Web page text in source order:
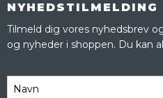
NYHEDSTILMELDING
Tilmeld dig vores nyhedsbrev
og nyheder i shoppen. Du kan